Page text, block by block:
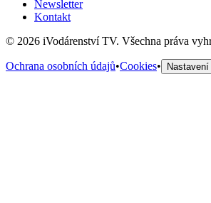
Newsletter
Kontakt
© 2026 iVodárenství TV. Všechna práva
Ochrana osobních údajů•Cookies•